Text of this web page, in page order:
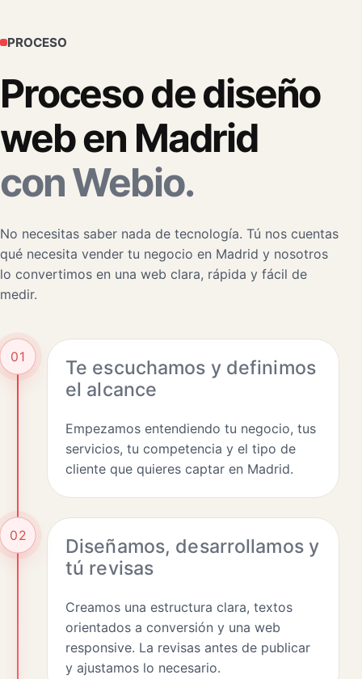
PROCESO
Proceso de diseño
web en Madrid
con Webio.
No necesitas saber nada de tecnología. Tú nos cuentas
qué necesita vender tu negocio en Madrid y nosotros
lo convertimos en una web clara, rápida y fácil de
medir.
01
Te escuchamos y definimos
el alcance
Empezamos entendiendo tu negocio, tus
servicios, tu competencia y el tipo de
cliente que quieres captar en Madrid.
02
Diseñamos, desarrollamos y
tú revisas
Creamos una estructura clara, textos
orientados a conversión y una web
responsive. La revisas antes de publicar
y ajustamos lo necesario.